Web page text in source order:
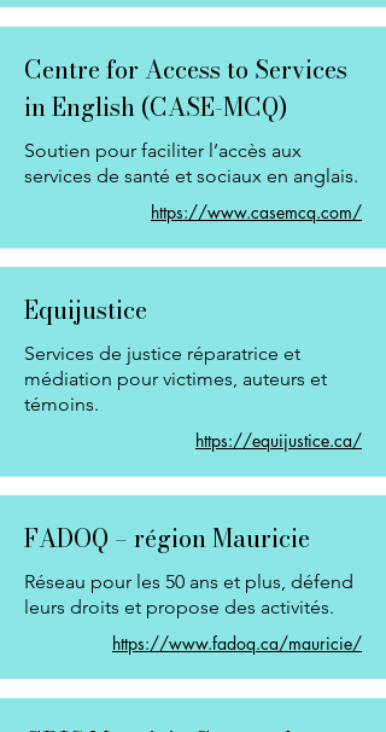
Centre for Access to Services
in English (CASE-MCQ)
Soutien pour faciliter l’accès aux
services de santé et sociaux en anglais.
https://www.casemcq.com/
Equijustice
Services de justice réparatrice et
médiation pour victimes, auteurs et
témoins.
https://equijustice.ca/
FADOQ – région Mauricie
Réseau pour les 50 ans et plus, défend
leurs droits et propose des activités.
https://www.fadoq.ca/mauricie/